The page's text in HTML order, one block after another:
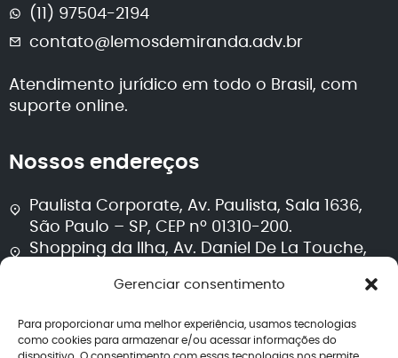
Gerenciar consentimento
Para proporcionar uma melhor experiência, usamos tecnologias
como cookies para armazenar e/ou acessar informações do
(11) 97504-2194
contato@lemosdemiranda.adv.br
Atendimento jurídico em todo o Brasil, com
suporte online.
Nossos endereços
Paulista Corporate, Av. Paulista, Sala 1636,
São Paulo – SP, CEP nº 01310-200.
Shopping da Ilha, Av. Daniel De La Touche,
Segurança e transparência